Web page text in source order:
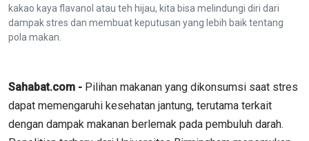
kakao kaya flavanol atau teh hijau, kita bisa melindungi diri dari
dampak stres dan membuat keputusan yang lebih baik tentang
pola makan.
Sahabat.com - Pilihan makanan yang dikonsumsi saat stres
dapat memengaruhi kesehatan jantung, terutama terkait
dengan dampak makanan berlemak pada pembuluh darah.